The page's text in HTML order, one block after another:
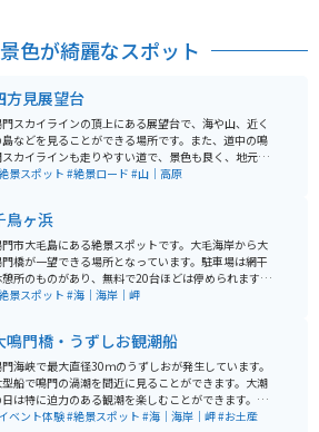
色が綺麗なスポット
方見展望台
スカイラインの頂上にある展望台で、海や山、近く
島などを見ることができる場所です。また、道中の鳴
カイラインも走りやすい道で、景色も良く、地元の
リングスポットとして有名です。展望台には自販機
景スポット #絶景ロード #山｜高原
鳥ヶ浜
市大毛島にある絶景スポットです。大毛海岸から大
橋が一望できる場所となっています。駐車場は網干
所のものがあり、無料で20台ほどは停められます。
レもあります。 海水浴シーズン以外はほとんど人は
値段はしますが付近に魚料理のレストランがありま
景スポット #海｜海岸｜岬
鳴門橋・うずしお観潮船
海峡で最大直径30ｍのうずしおが発生しています。
型船で鳴門の渦潮を間近に見ることができます。大潮
日は特に迫力のある観潮を楽しむことができます。徳
側からの出発となりますので渦潮ポイントに近く、
ベント体験#絶景スポット #海｜海岸｜岬#お土産